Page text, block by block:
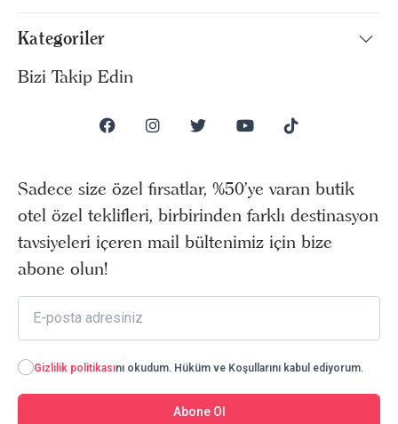
Kategoriler
Bizi Takip Edin
Sadece size özel fırsatlar, %50’ye varan butik
otel özel teklifleri, birbirinden farklı destinasyon
tavsiyeleri içeren mail bültenimiz için bize
abone olun!
Gizlilik politikasını okudum. Hüküm ve Koşullarını kabul ediyorum.
Abone Ol